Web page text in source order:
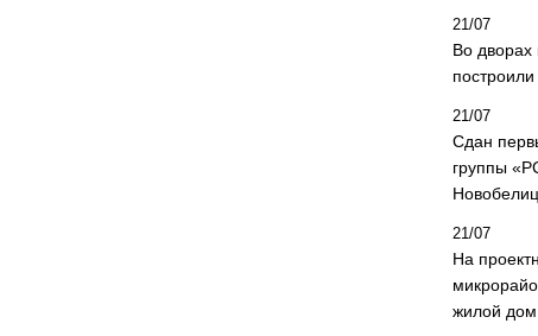
21/07
Во дворах
21/07
Сдан
группы
21/07
На
жилой дом